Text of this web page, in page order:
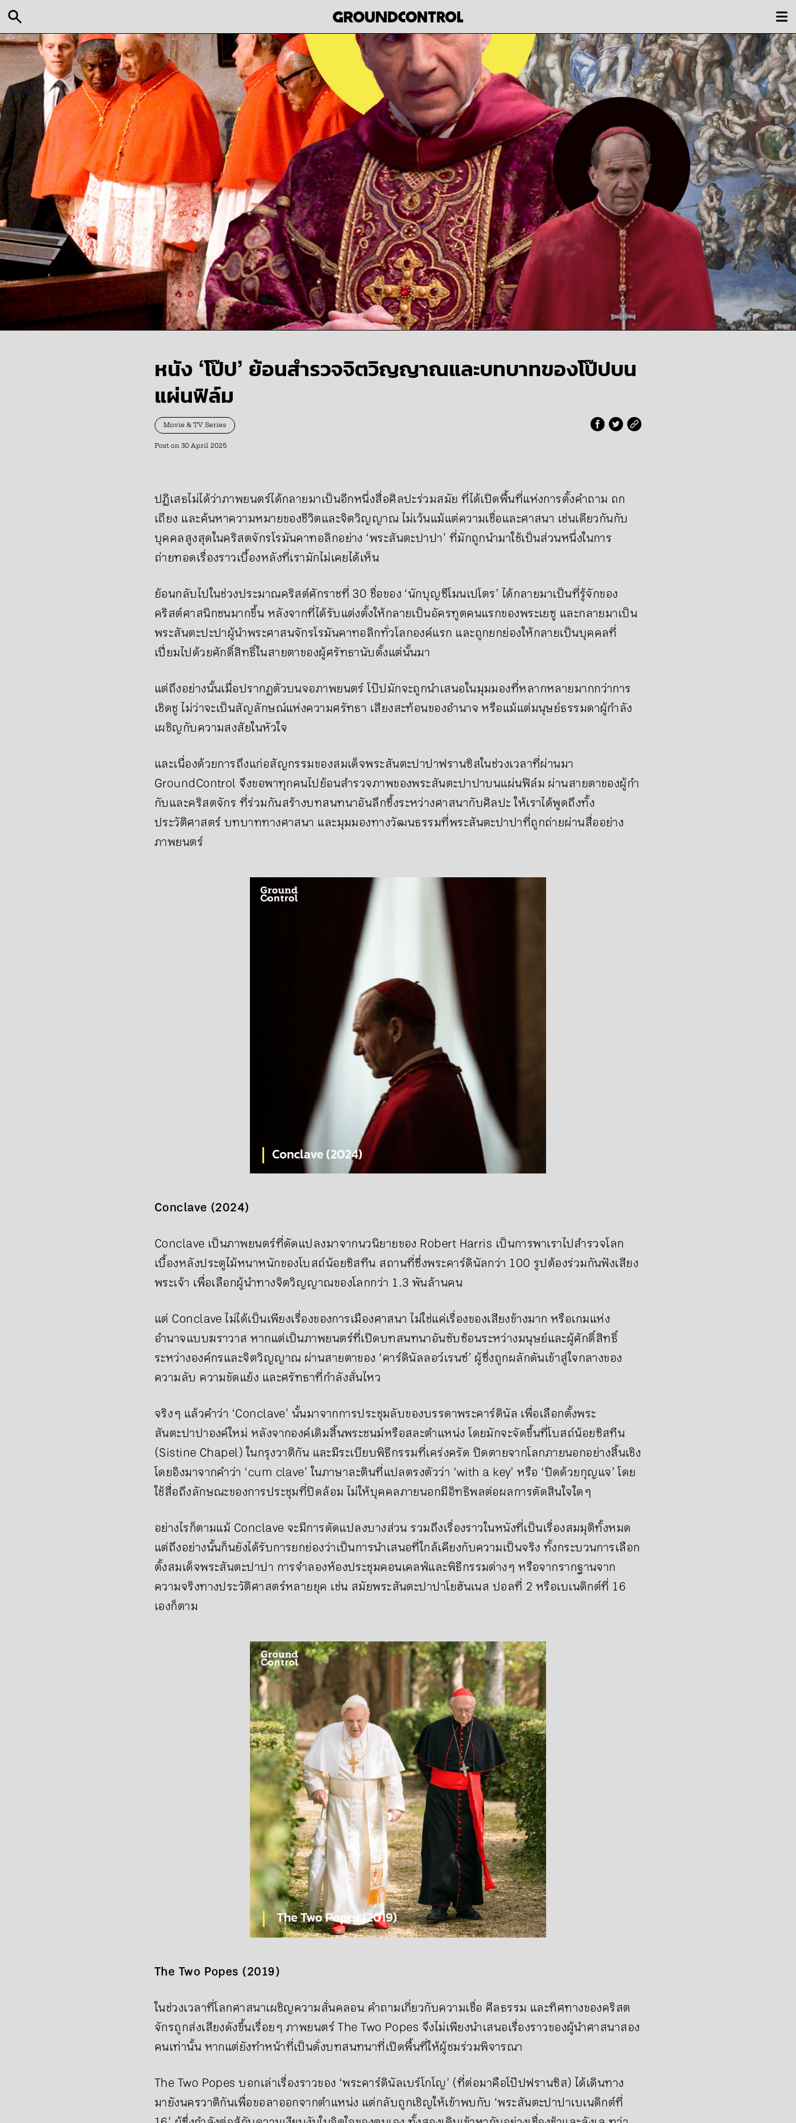
หนัง ‘โป๊ป’ ย้อนสำรวจจิตวิญญาณและบทบาทของโป๊ปบน
แผ่นฟิล์ม
Movie & TV Series
Post on 30 April 2025
ปฏิเสธไม่ได้ว่าภาพยนตร์ได้กลายมาเป็นอีกหนึ่งสื่อศิลปะร่วมสมัย ที่ได้เปิดพื้นที่แห่งการตั้งคำถาม ถก
เถียง และค้นหาความหมายของชีวิตและจิตวิญญาณ ไม่เว้นแม้แต่ความเชื่อและศาสนา เช่นเดียวกันกับ
บุคคลสูงสุดในคริสตจักรโรมันคาทอลิกอย่าง ‘พระสันตะปาปา’ ที่มักถูกนำมาใช้เป็นส่วนหนึ่งในการ
ถ่ายทอดเรื่องราวเบื้องหลังที่เรามักไม่เคยได้เห็น
ย้อนกลับไปในช่วงประมาณคริสต์ศักราชที่ 30 ชื่อของ ‘นักบุญซีโมนเปโตร’ ได้กลายมาเป็นที่รู้จักของ
คริสต์ศาสนิกชนมากขึ้น หลังจากที่ได้รับแต่งตั้งให้กลายเป็นอัครทูตคนแรกของพระเยซู และกลายมาเป็น
พระสันตะปะปาผู้นำพระศาสนจักรโรมันคาทอลิกทั่วโลกองค์แรก และถูกยกย่องให้กลายเป็นบุคคลที่
เปี่ยมไปด้วยศักดิ์สิทธิ์ในสายตาของผู้ศรัทธานับตั้งแต่นั้นมา
แต่ถึงอย่างนั้นเมื่อปรากฏตัวบนจอภาพยนตร์ โป๊ปมักจะถูกนำเสนอในมุมมองที่หลากหลายมากกว่าการ
เชิดชู ไม่ว่าจะเป็นสัญลักษณ์แห่งความศรัทธา เสียงสะท้อนของอำนาจ หรือแม้แต่มนุษย์ธรรมดาผู้กำลัง
เผชิญกับความสงสัยในหัวใจ
และเนื่องด้วยการถึงแก่อสัญกรรมของสมเด็จพระสันตะปาปาฟรานซิสในช่วงเวลาที่ผ่านมา
GroundControl จึงขอพาทุกคนไปย้อนสำรวจภาพของพระสันตะปาปาบนแผ่นฟิล์ม ผ่านสายตาของผู้กำ
กับและคริสตจักร ที่ร่วมกันสร้างบทสนทนาอันลึกซึ้งระหว่างศาสนากับศิลปะ ให้เราได้พูดถึงทั้ง
ประวัติศาสตร์ บทบาททางศาสนา และมุมมองทางวัฒนธรรมที่พระสันตะปาปาที่ถูกถ่ายผ่านสื่ออย่าง
ภาพยนตร์
Conclave (2024)
Conclave เป็นภาพยนตร์ที่ดัดแปลงมาจากนวนิยายของ Robert Harris เป็นการพาเราไปสำรวจโลก
เบื้องหลังประตูไม้หนาหนักของโบสถ์น้อยซิสทีน สถานที่ซึ่งพระคาร์ดินัลกว่า 100 รูปต้องร่วมกันฟังเสียง
พระเจ้า เพื่อเลือกผู้นำทางจิตวิญญาณของโลกกว่า 1.3 พันล้านคน
แต่ Conclave ไม่ได้เป็นเพียงเรื่องของการเมืองศาสนา ไม่ใช่แค่เรื่องของเสียงข้างมาก หรือเกมแห่ง
อำนาจแบบฆราวาส หากแต่เป็นภาพยนตร์ที่เปิดบทสนทนาอันซับซ้อนระหว่างมนุษย์และผู้ศักดิ์สิทธิ์
ระหว่างองค์กรและจิตวิญญาณ ผ่านสายตาของ ‘คาร์ดินัลลอว์เรนซ์’ ผู้ซึ่งถูกผลักดันเข้าสู่ใจกลางของ
ความลับ ความขัดแย้ง และศรัทธาที่กำลังสั่นไหว
จริง ๆ แล้วคำว่า ‘Conclave’ นั้นมาจากการประชุมลับของบรรดาพระคาร์ดินัล เพื่อเลือกตั้งพระ
สันตะปาปาองค์ใหม่ หลังจากองค์เดิมสิ้นพระชนม์หรือสละตำแหน่ง โดยมักจะจัดขึ้นที่โบสถ์น้อยซิสทีน
(Sistine Chapel) ในกรุงวาติกัน และมีระเบียบพิธีกรรมที่เคร่งครัด ปิดตายจากโลกภายนอกอย่างสิ้นเชิง
โดยอิงมาจากคำว่า ‘cum clave’ ในภาษาละตินที่แปลตรงตัวว่า ‘with a key’ หรือ ‘ปิดด้วยกุญแจ’ โดย
ใช้สื่อถึงลักษณะของการประชุมที่ปิดล้อม ไม่ให้บุคคลภายนอกมีอิทธิพลต่อผลการตัดสินใจใด ๆ
อย่างไรก็ตามแม้ Conclave จะมีการดัดแปลงบางส่วน รวมถึงเรื่องราวในหนังที่เป็นเรื่องสมมุติทั้งหมด
แต่ถึงอย่างนั้นก็นยังได้รับการยกย่องว่าเป็นการนำเสนอที่ใกล้เคียงกับความเป็นจริง ทั้งกระบวนการเลือก
ตั้งสมเด็จพระสันตะปาปา การจำลองห้องประชุมคอนเคลฟ์และพิธีกรรมต่าง ๆ หรือจากรากฐานจาก
ความจริงทางประวัติศาสตร์หลายยุค เช่น สมัยพระสันตะปาปาโยฮันเนส ปอลที่ 2 หรือเบเนดิกต์ที่ 16
เองก็ตาม
The Two Popes (2019)
ในช่วงเวลาที่โลกศาสนาเผชิญความสั่นคลอน คำถามเกี่ยวกับความเชื่อ ศีลธรรม และทิศทางของคริสต
จักรถูกส่งเสียงดังขึ้นเรื่อย ๆ ภาพยนตร์ The Two Popes จึงไม่เพียงนำเสนอเรื่องราวของผู้นำศาสนาสอง
คนเท่านั้น หากแต่ยังทำหน้าที่เป็นดั่งบทสนทนาที่เปิดพื้นที่ให้ผู้ชมร่วมพิจารณา
The Two Popes บอกเล่าเรื่องราวของ ‘พระคาร์ดินัลเบร์โกโญ’ (ที่ต่อมาคือโป๊ปฟรานซิส) ได้เดินทาง
มายังนครวาติกันเพื่อขอลาออกจากตำแหน่ง แต่กลับถูกเชิญให้เข้าพบกับ ‘พระสันตะปาปาเบเนดิกต์ที่